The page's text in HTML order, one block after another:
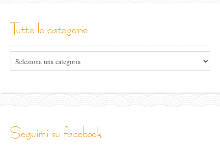
tutte le categorie
seguimi su facebook